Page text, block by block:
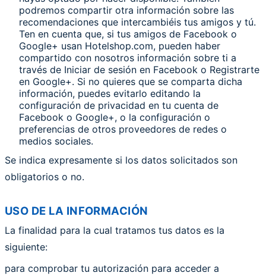
podremos compartir otra información sobre las
recomendaciones que intercambiéis tus amigos y tú.
Ten en cuenta que, si tus amigos de Facebook o
Google+ usan Hotelshop.com, pueden haber
compartido con nosotros información sobre ti a
través de Iniciar de sesión en Facebook o Registrarte
en Google+. Si no quieres que se comparta dicha
información, puedes evitarlo editando la
configuración de privacidad en tu cuenta de
Facebook o Google+, o la configuración o
preferencias de otros proveedores de redes o
medios sociales.
Se indica expresamente si los datos solicitados son
obligatorios o no.
USO DE LA INFORMACIÓN
La finalidad para la cual tratamos tus datos es la
siguiente:
para comprobar tu autorización para acceder a